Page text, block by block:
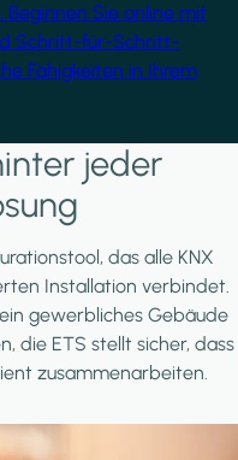
Beginnen Sie online mit
Schritt-für-Schritt-
Fähigkeiten in Ihrem
jeder
das alle KNX
Installation verbindet.
gewerbliches Gebäude
die ETS stellt sicher, dass
zusammenarbeiten.